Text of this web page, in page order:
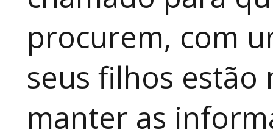
procurem, com
seus filhos
manter as